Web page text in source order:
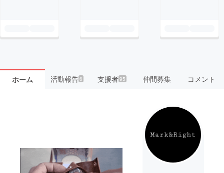
ホーム 活動報告6 支援者95 仲間募集 コメント